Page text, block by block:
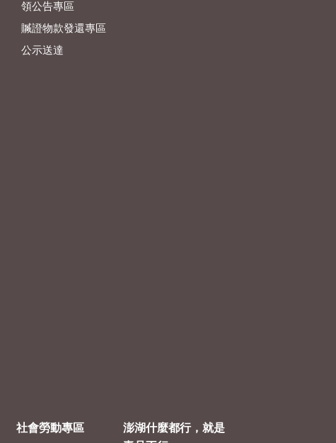
領公告專區
贓證物款發還專區
公示送達
社會勞動專區
澎湖什麼都行，就是